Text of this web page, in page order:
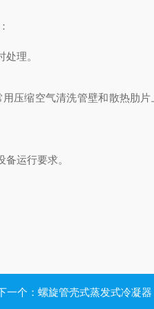
理。
压缩空气清洗管壁和散热肋片
运行要求。
一个： 螺旋管壳式蒸发式冷凝器